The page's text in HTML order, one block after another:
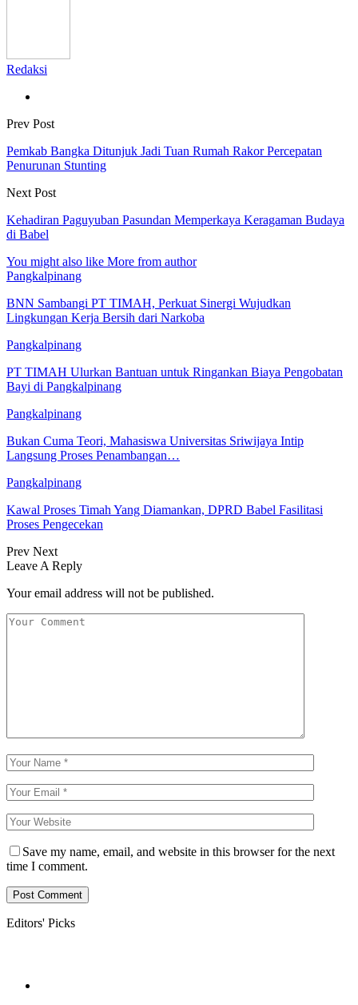
Redaksi
Prev Post
Pemkab Bangka Ditunjuk Jadi Tuan Rumah Rakor Percepatan
Penurunan Stunting
Next Post
Kehadiran Paguyuban Pasundan Memperkaya Keragaman Budaya
di Babel
You might also like More from author
Pangkalpinang
BNN Sambangi PT TIMAH, Perkuat Sinergi Wujudkan
Lingkungan Kerja Bersih dari Narkoba
Pangkalpinang
PT TIMAH Ulurkan Bantuan untuk Ringankan Biaya Pengobatan
Bayi di Pangkalpinang
Pangkalpinang
Bukan Cuma Teori, Mahasiswa Universitas Sriwijaya Intip
Langsung Proses Penambangan…
Pangkalpinang
Kawal Proses Timah Yang Diamankan, DPRD Babel Fasilitasi
Proses Pengecekan
Prev Next
Leave A Reply
Your email address will not be published.
Save my name, email, and website in this browser for the next
time I comment.
Editors' Picks